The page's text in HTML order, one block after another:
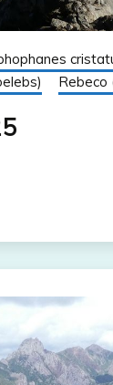
Rebeco